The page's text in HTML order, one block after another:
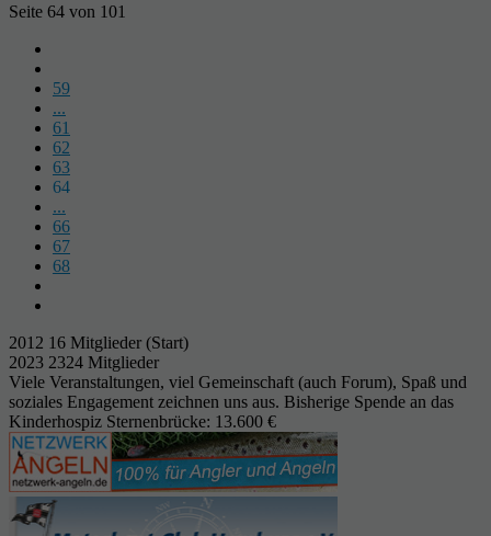
Seite 64 von 101
59
...
61
62
63
64
...
66
67
68
2012 16 Mitglieder (Start)
2023 2324 Mitglieder
Viele Veranstaltungen, viel Gemeinschaft (auch Forum), Spaß und
soziales Engagement zeichnen uns aus. Bisherige Spende an das
Kinderhospiz Sternenbrücke: 13.600 €